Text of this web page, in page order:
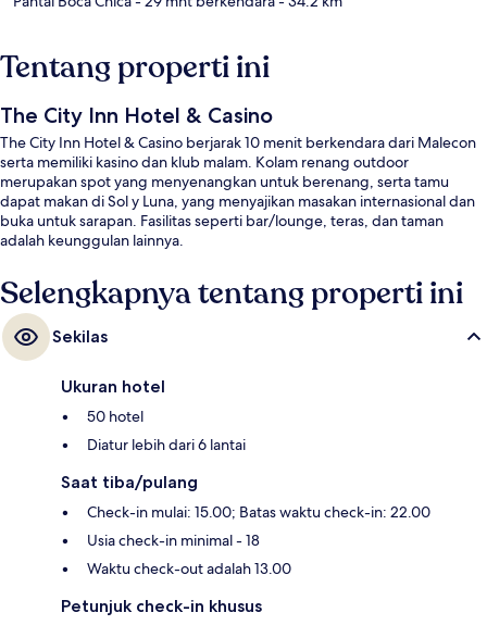
Tentang properti ini
The City Inn Hotel & Casino
The City Inn Hotel & Casino berjarak 10 menit berkendara dari Malecon
serta memiliki kasino dan klub malam. Kolam renang outdoor
merupakan spot yang menyenangkan untuk berenang, serta tamu
dapat makan di Sol y Luna, yang menyajikan masakan internasional dan
buka untuk sarapan. Fasilitas seperti bar/lounge, teras, dan taman
adalah keunggulan lainnya.
Selengkapnya tentang properti ini
Sekilas
Ukuran hotel
50 hotel
Diatur lebih dari 6 lantai
Saat tiba/pulang
Check-in mulai: 15.00; Batas waktu check-in: 22.00
Usia check-in minimal - 18
Waktu check-out adalah 13.00
Petunjuk check-in khusus